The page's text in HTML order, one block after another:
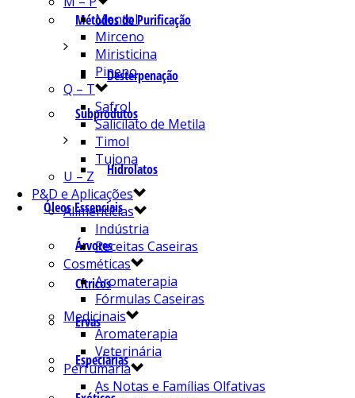
Métodos de Purificação
Desterpenação
Subprodutos
Hidrolatos
Óleos Essenciais
Árvores
Cítricos
Ervas
Especiarias
Mentol
Mirceno
Miristicina
Pineno
Q – T
Safrol
Salicilato de Metila
Timol
Tujona
U – Z
P&D e Aplicações
Alimentícias
Indústria
Receitas Caseiras
Cosméticas
Aromaterapia
Fórmulas Caseiras
Medicinais
Aromaterapia
Veterinária
Perfumaria
As Notas e Famílias Olfativas